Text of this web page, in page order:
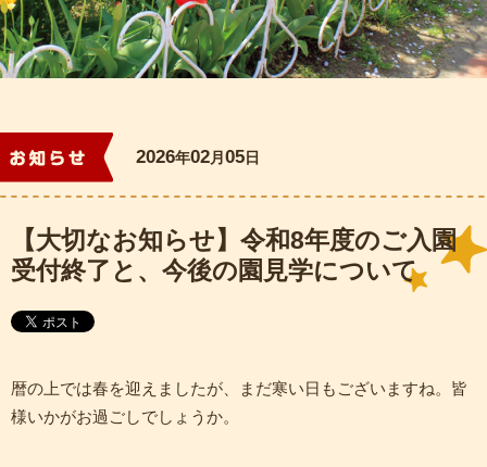
知らせ
2026年02月 05 日
【大切なお知らせ】令和8年度のご入園
受付終了と、今後の園見学について
暦の上では春を迎えましたが、まだ寒い日もございますね。皆
様いかがお過ごしでしょうか。